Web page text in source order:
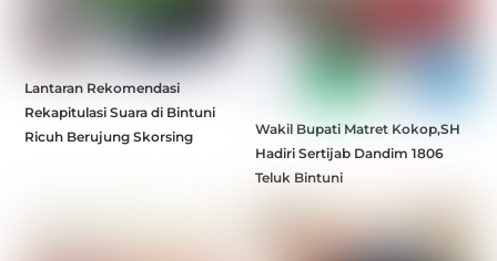
Lantaran Rekomendasi
Rekapitulasi Suara di Bintuni
Ricuh Berujung Skorsing
Wakil Bupati Matret Kokop,SH
Hadiri Sertijab Dandim 1806
Teluk Bintuni